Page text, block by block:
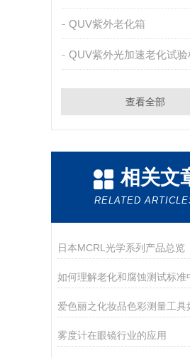
QUV紫外老化箱
QUV紫外光加速老化试验
查看全部
相关文
RELATED
日本MCRL光学系列产品总览
雾度计在眼镜行业的应用